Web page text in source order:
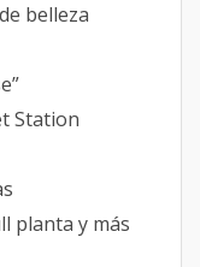
belleza
Station
planta y más